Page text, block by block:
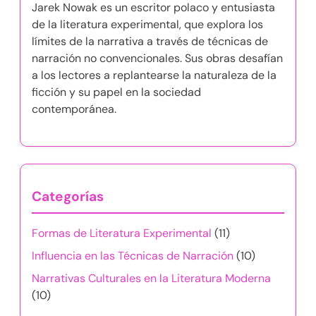
Jarek Nowak es un escritor polaco y entusiasta
de la literatura experimental, que explora los
límites de la narrativa a través de técnicas de
narración no convencionales. Sus obras desafían
a los lectores a replantearse la naturaleza de la
ficción y su papel en la sociedad
contemporánea.
Categorías
Formas de Literatura Experimental (11)
Influencia en las Técnicas de Narración(10)
Narrativas Culturales en la Literatura Moderna
(10)